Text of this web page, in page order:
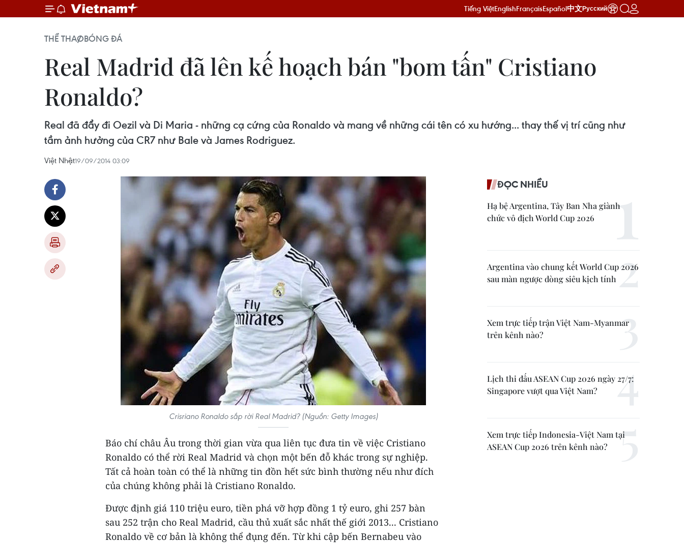
Tiếng ViệtEnglishFrançaisEspañol中文Русский
THỂ THAOBÓNG ĐÁ
Real Madrid đã lên kế hoạch bán "bom tấn" Cristiano
Ronaldo?
Real đã đẩy đi Oezil và Di Maria - những cạ cứng của Ronaldo và mang về những cái tên có xu hướng... thay thế vị trí cũng như
tầm ảnh hưởng của CR7 như Bale và James Rodriguez.
Việt Nhật19/09/2014 03:09
Crisriano Ronaldo sắp rời Real Madrid? (Nguồn: Getty Images)
Báo chí châu Âu trong thời gian vừa qua liên tục đưa tin về việc Cristiano
Ronaldo có thể rời Real Madrid và chọn một bến đỗ khác trong sự nghiệp.
Tất cả hoàn toàn có thể là những tin đồn hết sức bình thường nếu như đích
của chúng không phải là Cristiano Ronaldo.
Được định giá 110 triệu euro, tiền phá vỡ hợp đồng 1 tỷ euro, ghi 257 bàn
sau 252 trận cho Real Madrid, cầu thủ xuất sắc nhất thế giới 2013... Cristiano
Ronaldo về cơ bản là không thể đụng đến. Từ khi cập bến Bernabeu vào
ĐỌC NHIỀU
Hạ bệ Argentina, Tây Ban Nha giành
chức vô địch World Cup 2026
Argentina vào chung kết World Cup 2026
sau màn ngược dòng siêu kịch tính
Xem trực tiếp trận Việt Nam-Myanmar
trên kênh nào?
Lịch thi đấu ASEAN Cup 2026 ngày 27/7:
Singapore vượt qua Việt Nam?
Xem trực tiếp Indonesia-Việt Nam tại
ASEAN Cup 2026 trên kênh nào?